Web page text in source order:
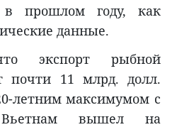
прошлом году, как
данные.
экспорт рыбной
почти 11 млрд. долл.
летним максимумом с
вышел на